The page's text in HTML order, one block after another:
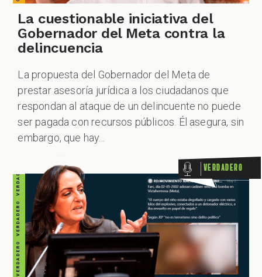
La cuestionable iniciativa del
Gobernador del Meta contra la
delincuencia
La propuesta del Gobernador del Meta de
prestar asesoría jurídica a los ciudadanos que
respondan al ataque de un delincuente no puede
ser pagada con recursos públicos. Él asegura, sin
embargo, que hay...
VERDADERO VERDADERO VERDADERO VERDADERO VERDADERO VERDADERO VERDADERO Verdadero